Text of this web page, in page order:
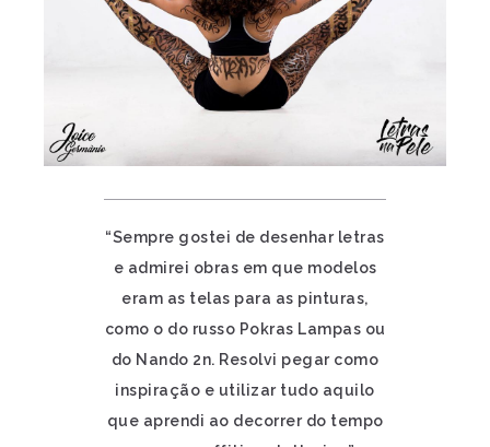
“Sempre gostei de desenhar letras
e admirei obras em que modelos
eram as telas para as pinturas,
como o do russo Pokras Lampas ou
do Nando 2n. Resolvi pegar como
inspiração e utilizar tudo aquilo
que aprendi ao decorrer do tempo